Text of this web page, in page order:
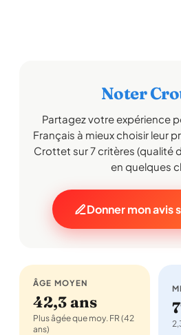
Noter
Partagez votre expérience
Français à mieux choisir leur
Crottet sur 7 critères (qualité
en quelques
Donner mon avis
ÂGE MOYEN
42,3 ans
Plus âgée que moy. FR (42
ans)